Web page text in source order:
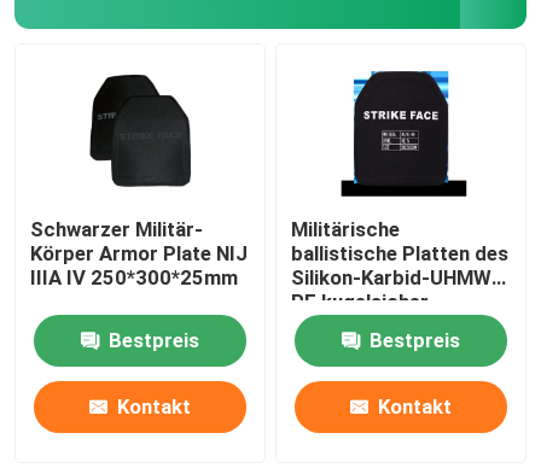
Taktische militärische Ausrüstung
Militärische gepanzerte Fahrzeuge
EOD-Ausrüstung
Erste Hilfe-Taktische Tasche
Schwarzer Militär-
Körper Armor Plate NIJ
IIIA IV 250*300*25mm
Bestpreis
Kontakt
Militärische
ballistische Platten des
Silikon-Karbid-UHMW-
PE kugelsicher
Bestpreis
Kontakt